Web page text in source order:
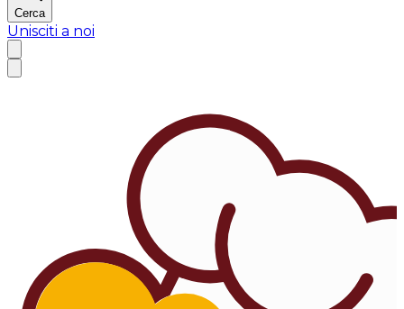
Cerca
Unisciti a noi